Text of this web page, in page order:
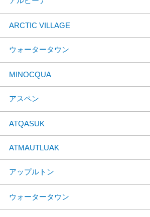
ARCTIC VILLAGE
ウォータータウン
MINOCQUA
アスペン
ATQASUK
ATMAUTLUAK
アップルトン
ウォータータウン